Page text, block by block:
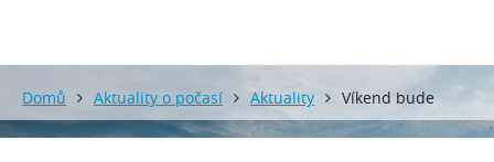
Domů Aktuality o počasí Aktuality Víkend bude
krásný